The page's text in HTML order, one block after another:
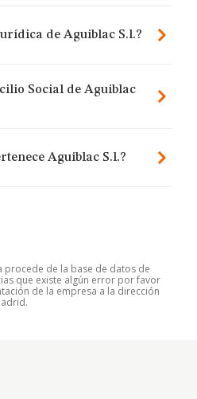
de Aguiblac S.l.?
Social de Aguiblac
Aguiblac S.l.?
procede de la base de datos de
que existe algún error por favor
de la empresa a la dirección